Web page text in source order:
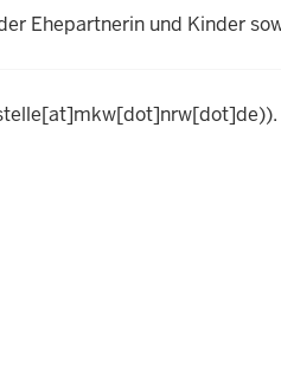
Ehepartnerin und Kinder